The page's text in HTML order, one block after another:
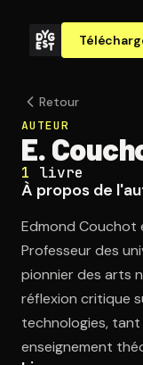
Retour
AUTEUR
E.
1 livre
À propos de
Edmond Couchot
Professeur des
pionnier des arts
réflexion critique
technologies,
enseignement